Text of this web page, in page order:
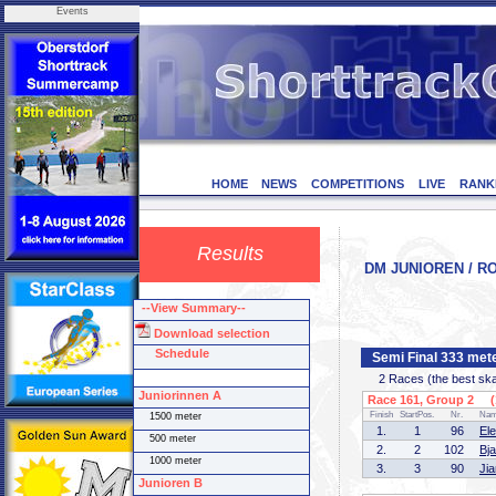
Events
HOME NEWS COMPETITIONS LIVE
Results
DM JUNIOREN /
Semi Final 333
2 Races (the best
Race 161, Group 2
Finish StartPos. Nr.
1. 1 96
2.
2 102
3.
3 90
--View Summary--
Download selection
Schedule
Juniorinnen A
1500 meter
500 meter
1000 meter
Junioren B